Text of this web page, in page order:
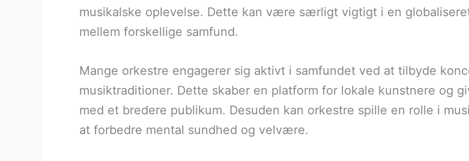
musikalske oplevelse. Dette kan være særligt vigtigt i en
mellem forskellige samfund.
Mange orkestre engagerer sig aktivt i samfundet ved at tilbyde
musiktraditioner. Dette skaber en platform for lokale kunstnere og
med et bredere publikum. Desuden kan orkestre spille en rolle i
at forbedre mental sundhed og velvære.